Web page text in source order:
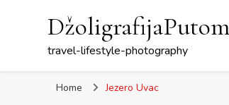
travel-lifestyle-photography
Home Jezero Uvac